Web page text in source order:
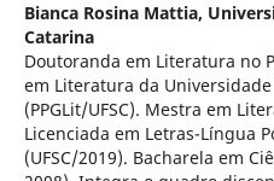
Bianca Rosina Mattia,
Catarina
Doutoranda em Literatura no
em Literatura da
(PPGLit/UFSC). Mestra em
Licenciada em Letras-Língua
(UFSC/2019). Bacharela em